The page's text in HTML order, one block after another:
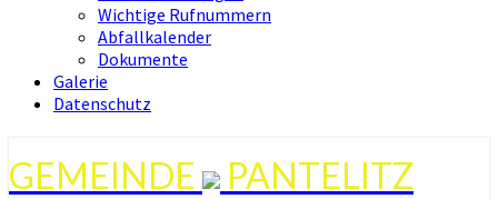
Wichtige Rufnummern
Abfallkalender
Dokumente
Galerie
Datenschutz
GEMEINDE PANTELITZ